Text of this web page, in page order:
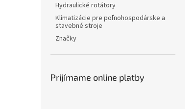
Hydraulické rotátory
Klimatizácie pre poľnohospodárske a
stavebné stroje
Značky
Prijímame online platby